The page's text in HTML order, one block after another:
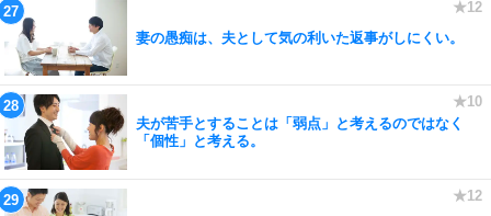
妻の愚痴は、夫として気の利いた返事がしにくい。
夫が苦手とすることは「弱点」と考えるのではなく
「個性」と考える。